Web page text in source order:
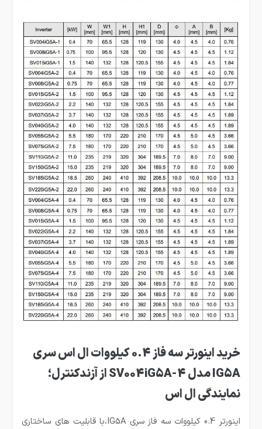
خرید اینورتر سه فاز 0.4 کیلووات ال اس سری
IG5A مدل SV004iG5A-4 از آزندکنترل؛
نمایندگی ال اس
اینورتر 0.4 کیلووات سه فاز سری IG5A،با قابلیت های ساختاری